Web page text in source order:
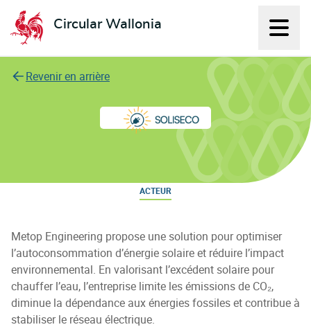
Circular Wallonia
L'économie circulaire
Revenir en arrière
Soliseco
ACTEUR
Metop Engineering propose une solution pour optimiser
l’autoconsommation d’énergie solaire et réduire l’impact
environnemental. En valorisant l’excédent solaire pour
chauffer l’eau, l’entreprise limite les émissions de CO₂,
diminue la dépendance aux énergies fossiles et contribue à
stabiliser le réseau électrique.